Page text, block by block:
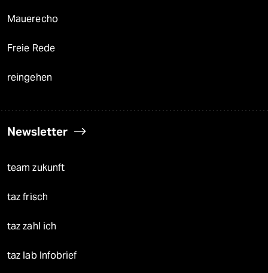
Mauerecho
Freie Rede
reingehen
Newsletter
team zukunft
taz frisch
taz zahl ich
taz lab Infobrief